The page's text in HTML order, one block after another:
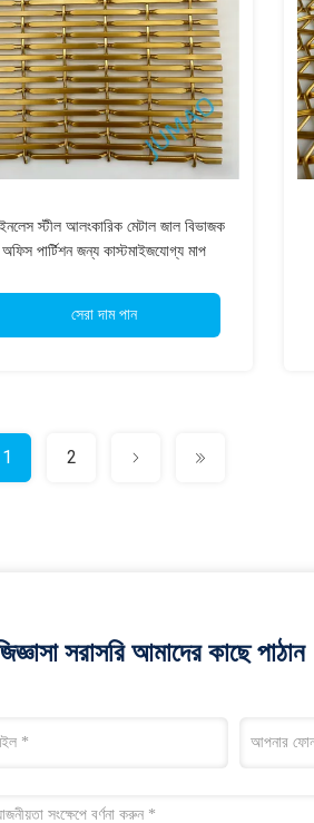
স্টীল আলংকারিক মেটাল জাল বিভাজক
অফিস পার্টিশন জন্য কাস্টমাইজযোগ্য মাপ
সেরা দাম পান
1 2
সরাসরি আমাদের কাছে পাঠান